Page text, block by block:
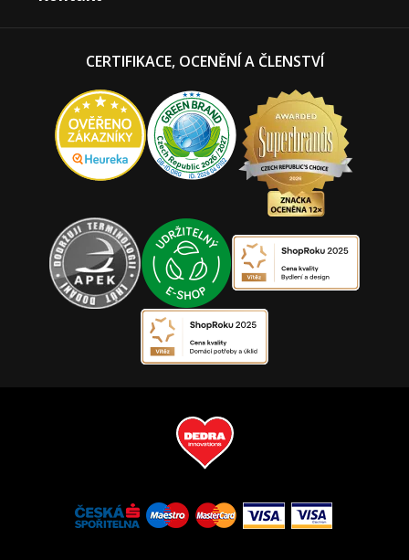
CERTIFIKACE, OCENĚNÍ A ČLENSTVÍ